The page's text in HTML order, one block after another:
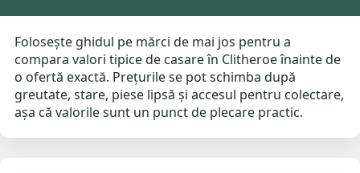
Folosește ghidul pe mărci de mai jos pentru a
compara valori tipice de casare în Clitheroe înainte de
o ofertă exactă. Prețurile se pot schimba după
greutate, stare, piese lipsă și accesul pentru colectare,
așa că valorile sunt un punct de plecare practic.